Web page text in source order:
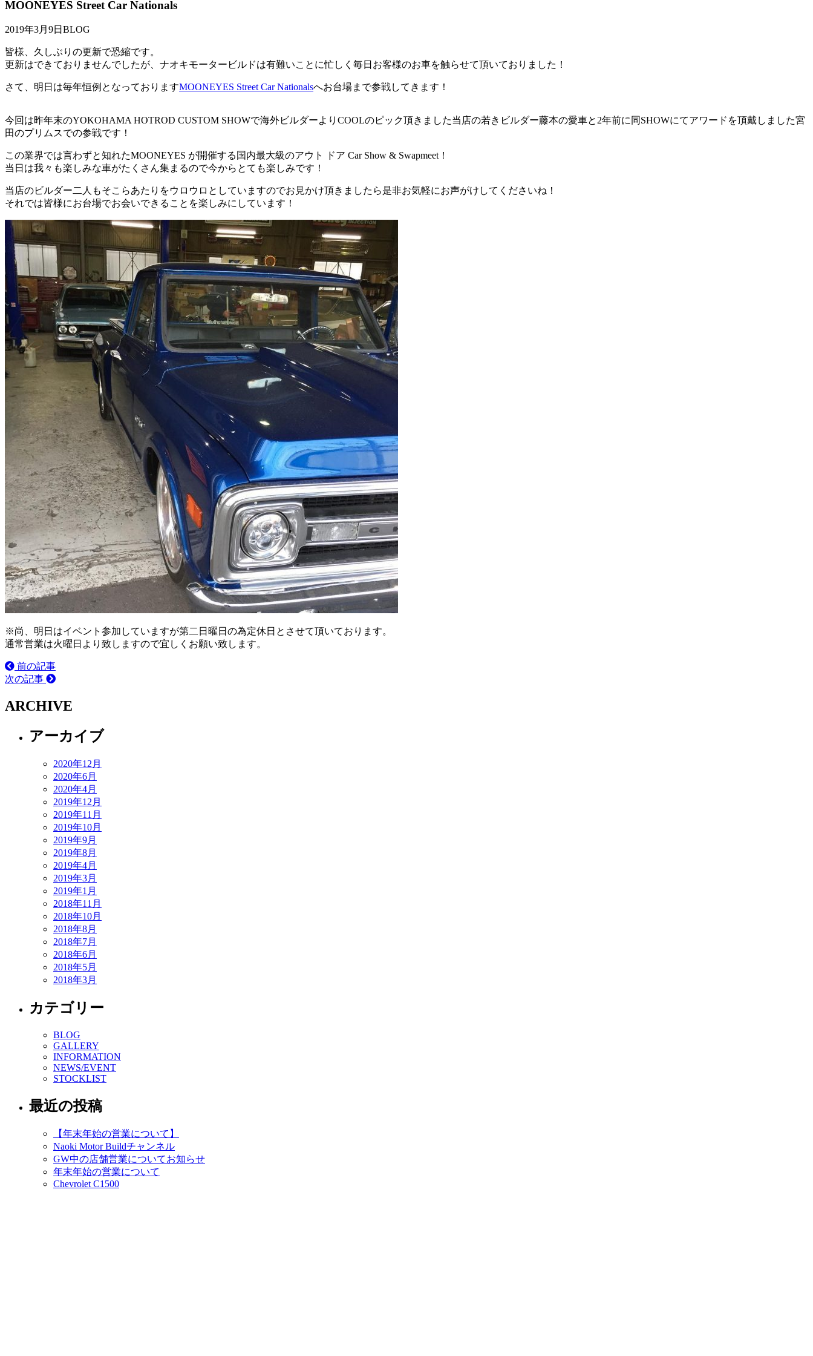
MOONEYES Street Car Nationals
2019年3月9日 BLOG
皆様、久しぶりの更新で恐縮です。
更新はできておりませんでしたが、ナオキモータービルドは有難いことに忙しく毎日お客様のお車を触らせて頂いておりました！
さて、明日は毎年恒例となっておりますMOONEYES Street Car Nationalsへお台場まで参戦してきます！
今回は昨年末のYOKOHAMA HOTROD CUSTOM SHOWで海外ビルダーよりCOOLのピック頂きました当店の若きビルダー藤本の愛車と2年前に同SHOWにてアワードを頂戴しました宮
田のプリムスでの参戦です！
この業界では言わずと知れたMOONEYES が開催する国内最大級のアウト ドア Car Show & Swapmeet！
当日は我々も楽しみな車がたくさん集まるので今からとても楽しみです！
当店のビルダー二人もそこらあたりをウロウロとしていますのでお見かけ頂きましたら是非お気軽にお声がけしてくださいね！
それでは皆様にお台場でお会いできることを楽しみにしています！
※尚、明日はイベント参加していますが第二日曜日の為定休日とさせて頂いております。
通常営業は火曜日より致しますので宜しくお願い致します。
前の記事
次の記事
ARCHIVE
アーカイブ
2020年12月
2020年6月
2020年4月
2019年12月
2019年11月
2019年10月
2019年9月
2019年8月
2019年4月
2019年3月
2019年1月
2018年11月
2018年10月
2018年8月
2018年7月
2018年6月
2018年5月
2018年3月
カテゴリー
BLOG
GALLERY
INFORMATION
NEWS/EVENT
STOCKLIST
最近の投稿
【年末年始の営業について】
Naoki Motor Buildチャンネル
GW中の店舗営業についてお知らせ
年末年始の営業について
Chevrolet C1500